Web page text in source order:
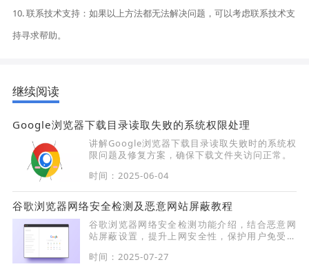
10. 联系技术支持：如果以上方法都无法解决问题，可以考虑联系技术支
持寻求帮助。
继续阅读
Google浏览器下载目录读取失败的系统权限处理
讲解Google浏览器下载目录读取失败时的系统权
限问题及修复方案，确保下载文件夹访问正常。
时间：2025-06-04
谷歌浏览器网络安全检测及恶意网站屏蔽教程
谷歌浏览器网络安全检测功能介绍，结合恶意网
站屏蔽设置，提升上网安全性，保护用户免受网
时间：2025-07-27